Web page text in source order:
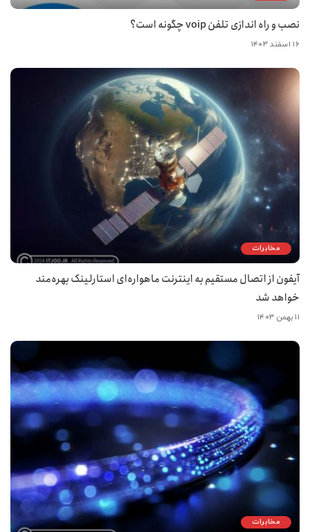
نصب و راه اندازی تلفن voip چگونه است؟
۱۶ اسفند ۱۴۰۳
مخابرات
آیفون از اتصال مستقیم به اینترنت ماهواره‌ای استارلینک بهره‌مند
خواهد شد
۱۱ بهمن ۱۴۰۳
مخابرات